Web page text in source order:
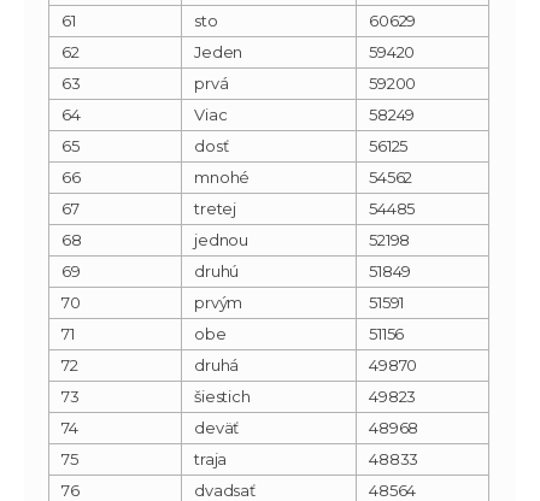
61
sto
60629
62
Jeden
59420
63
prvá
59200
64
Viac
58249
65
dosť
56125
66
mnohé
54562
67
tretej
54485
68
jednou
52198
69
druhú
51849
70
prvým
51591
71
obe
51156
72
druhá
49870
73
šiestich
49823
74
deväť
48968
75
traja
48833
76
dvadsať
48564